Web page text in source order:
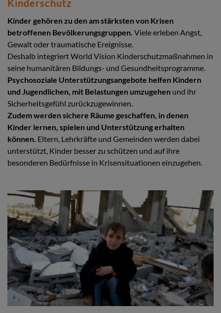
Kinderschutz
Kinder gehören zu den am stärksten von Krisen
betroffenen Bevölkerungsgruppen. Viele erleben Angst,
Gewalt oder traumatische Ereignisse.
Deshalb integriert World Vision Kinderschutzmaßnahmen in
seine humanitären Bildungs- und Gesundheitsprogramme.
Psychosoziale Unterstützungsangebote helfen Kindern
und Jugendlichen, mit Belastungen umzugehen und ihr
Sicherheitsgefühl zurückzugewinnen.
Zudem werden sichere Räume geschaffen, in denen
Kinder lernen, spielen und Unterstützung erhalten
können. Eltern, Lehrkräfte und Gemeinden werden dabei
unterstützt, Kinder besser zu schützen und auf ihre
besonderen Bedürfnisse in Krisensituationen einzugehen.